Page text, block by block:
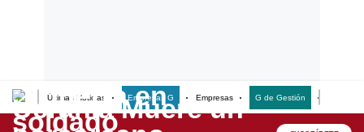
Últimas Noticias Empresas G Empresas G de Gestión
Lo último